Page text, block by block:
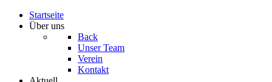
Startseite
Über uns
Back
Unser Team
Verein
Kontakt